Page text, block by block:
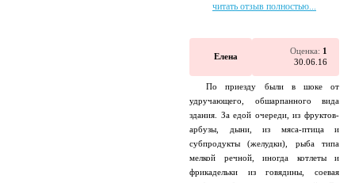
читать отзыв полностью...
Елена
Оценка: 1
30.06.16
По приезду были в шоке от
удручающего, обшарпанного вида
здания. За едой очереди, из фруктов-
арбузы, дыни, из мяса-птица и
субпродукты (желудки), рыба типа
мелкой речной, иногда котлеты и
фрикадельки из говядины, соевая